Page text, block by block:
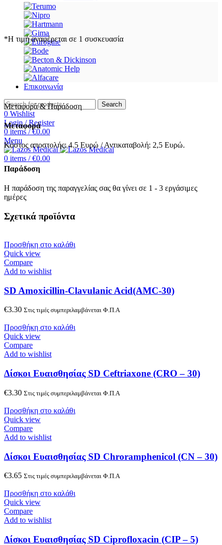
Επικοινωνία
Search
0 Wishlist
Login / Register
0 items / €0.00
Menu
0 items / €0.00
*Η τιμή αναφέρεται σε 1 συσκευασία
Μεταφορά & Παράδοση
Μεταφορά
Κόστος αποστολής: 4.5 Ευρώ / Αντικαταβολή: 2,5 Ευρώ.
Παράδοση
Η παράδοση της παραγγελίας σας θα γίνει σε 1 - 3 εργάσιμες
ημέρες
Σχετικά προϊόντα
Προσθήκη στο καλάθι
Quick view
Compare
Add to wishlist
SD Amoxicillin-Clavulanic Acid(AMC-30)
€3.30 Στις τιμές συμπεριλαμβάνεται Φ.Π.Α
Προσθήκη στο καλάθι
Quick view
Compare
Add to wishlist
Δίσκοι Ευαισθησίας SD Ceftriaxone (CRO – 30)
€3.30 Στις τιμές συμπεριλαμβάνεται Φ.Π.Α
Προσθήκη στο καλάθι
Quick view
Compare
Add to wishlist
Δίσκοι Ευαισθησίας SD Chroramphenicol (CN – 30)
€3.65 Στις τιμές συμπεριλαμβάνεται Φ.Π.Α
Προσθήκη στο καλάθι
Quick view
Compare
Add to wishlist
Δίσκοι Ευαισθησίας SD Ciprofloxacin (CIP – 5)